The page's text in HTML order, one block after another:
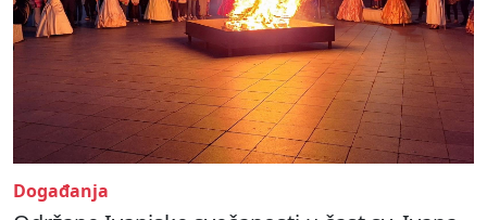
Događanja